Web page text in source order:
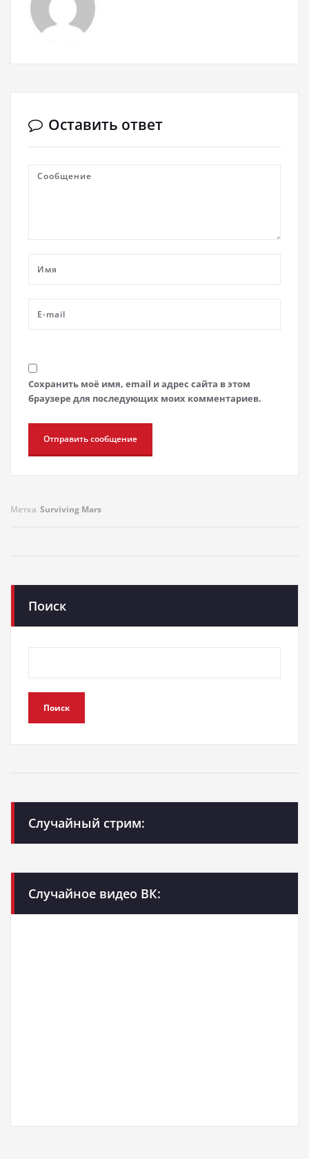
Оставить ответ
Сохранить моё имя, email и адрес сайта в этом
браузере для последующих моих комментариев.
Метка Surviving Mars
Поиск
Поиск
Случайный стрим:
Случайное видео ВК: